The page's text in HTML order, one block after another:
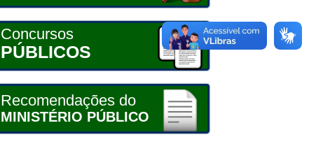
Concursos
PÚBLICOS
Recomendações do
MINISTÉRIO PÚBLICO